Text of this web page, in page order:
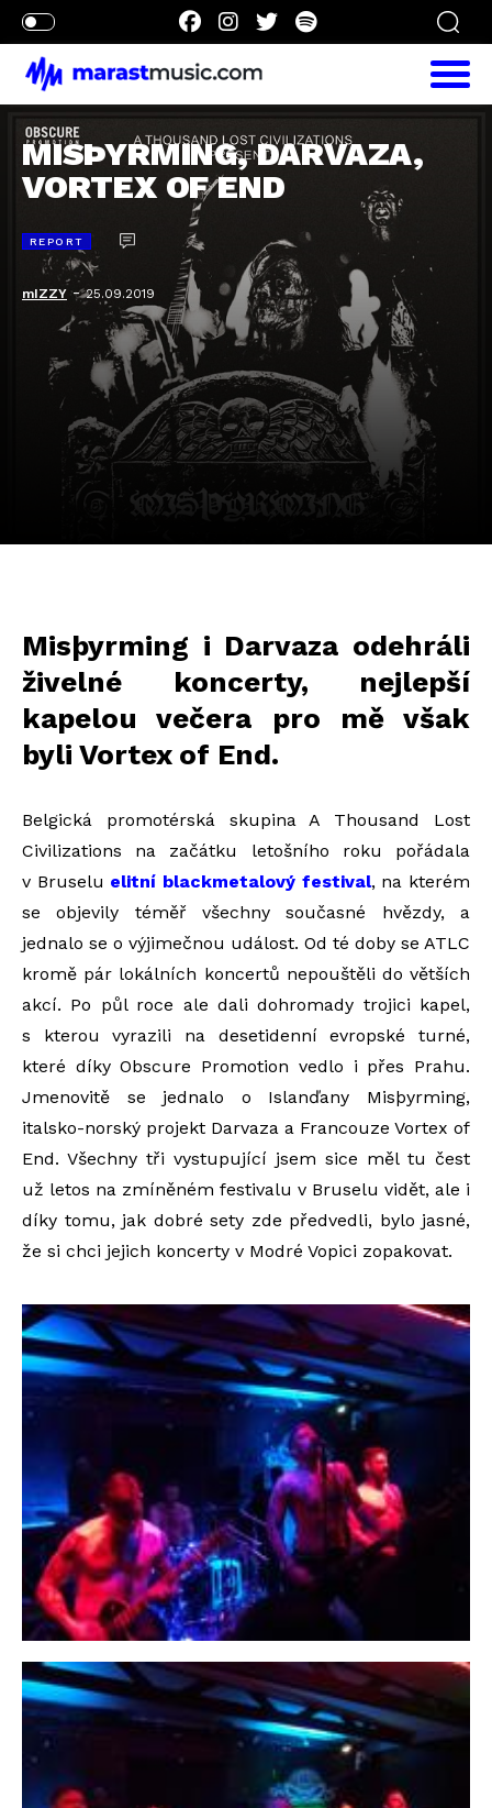
MISÞYRMING, DARVAZA,
VORTEX OF END
REPORT
mIZZY-25.09.2019
Misþyrming i Darvaza odehráli
živelné koncerty, nejlepší
kapelou večera pro mě však
byli Vortex of End.
Belgická promotérská skupina A Thousand Lost
Civilizations na začátku letošního roku pořádala
v Bruselu elitní blackmetalový festival, na kterém
se objevily téměř všechny současné hvězdy, a
jednalo se o výjimečnou událost. Od té doby se ATLC
kromě pár lokálních koncertů nepouštěli do větších
akcí. Po půl roce ale dali dohromady trojici kapel,
s kterou vyrazili na desetidenní evropské turné,
které díky Obscure Promotion vedlo i přes Prahu.
Jmenovitě se jednalo o Islanďany Misþyrming,
italsko-norský projekt Darvaza a Francouze Vortex of
End. Všechny tři vystupující jsem sice měl tu čest
už letos na zmíněném festivalu v Bruselu vidět, ale i
díky tomu, jak dobré sety zde předvedli, bylo jasné,
že si chci jejich koncerty v Modré Vopici zopakovat.